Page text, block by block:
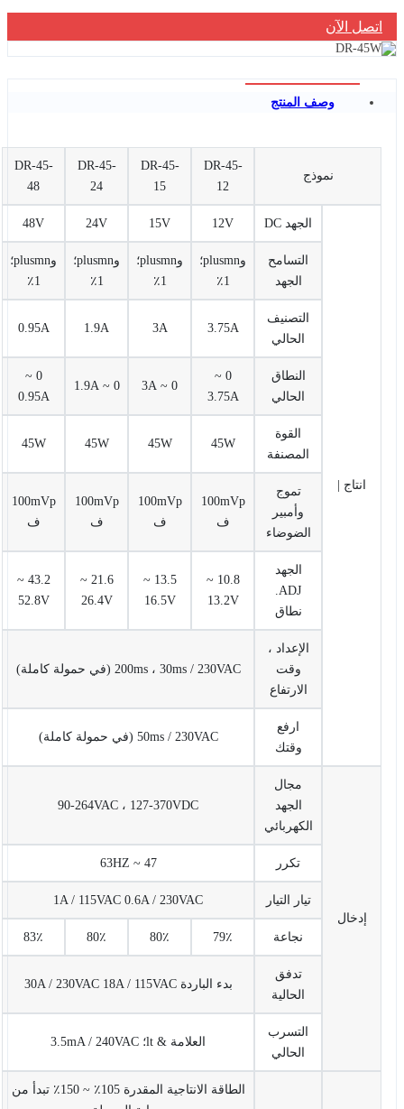
اتصل الآن
وصف المنتج
نموذج
DR-45-
12
DR-45-
15
DR-45-
24
DR-45-
48
انتاج |
الجهد DC 12V
15V
24V
48V
التسامح
الجهد
وplusmn؛
1٪
وplusmn؛
1٪
وplusmn؛
1٪
وplusmn؛
1٪
التصنيف
الحالي
3.75A
3A
1.9A
0.95A
النطاق
الحالي
0 ~
3.75A
0 ~ 3A
0 ~ 1.9A
0 ~
0.95A
القوة
المصنفة
45W
45W
45W
45W
تموج
وأمبير
الضوضاء
100mVp
ف
100mVp
ف
100mVp
ف
100mVp
ف
الجهد
ADJ.
نطاق
10.8 ~
13.2V
13.5 ~
16.5V
21.6 ~
26.4V
43.2 ~
52.8V
الإعداد ،
وقت
الارتفاع
200ms ، 30ms / 230VAC (في حمولة كاملة)
ارفع
وقتك
50ms / 230VAC (في حمولة كاملة)
إدخال
مجال
الجهد
الكهربائي
90-264VAC ، 127-370VDC
تكرر 47 ~ 63HZ
تيار التيار 1A / 115VAC 0.6A / 230VAC
نجاعة 79٪ 80٪ 80٪ 83٪
تدفق
الحالية
بدء الباردة 30A / 230VAC 18A / 115VAC
التسرب
الحالي
العلامة & lt؛ 3.5mA / 240VAC
الطاقة الانتاجية المقدرة 105٪ ~ 150٪ تبدأ من